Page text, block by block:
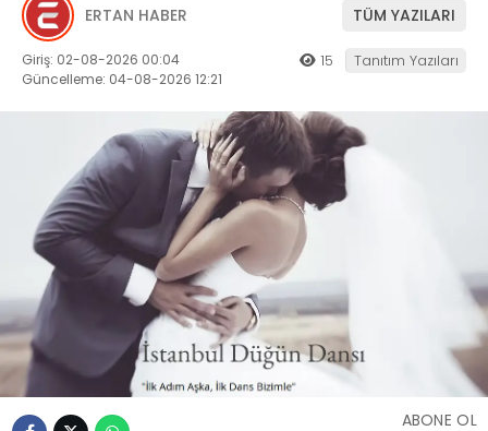
ERTAN HABER TÜM YAZILARI
Giriş: 02-08-2026 00:04
Güncelleme: 04-08-2026 12:21
15 Tanıtım Yazıları
ABONE OL